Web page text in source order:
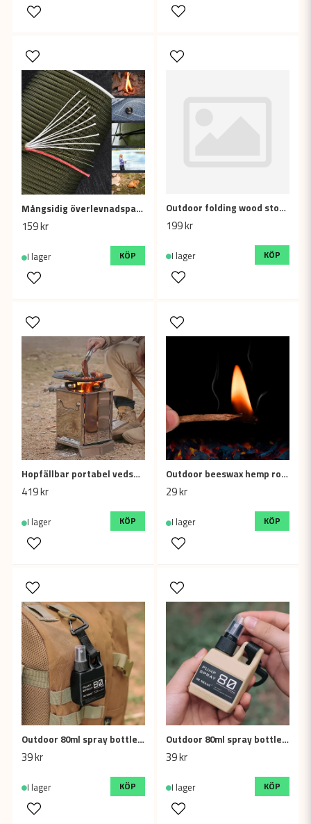
Mångsidig överlevnadsparacord - 12-kärnigt fallskärmsrep 4,5mm x 100m Olivgrön
159 kr
I lager KÖP
Outdoor folding wood stove mini stainless steel grill BBQ, Medium size 145*140*210mm
199 kr
I lager KÖP
Hopfällbar portabel vedspis, kamin i rostfritt stål, Stor 210*230*380mm
419 kr
I lager KÖP
Outdoor beeswax hemp rope (Pack of 10)
29 kr
I lager KÖP
Outdoor 80ml spray bottle, Black
39 kr
I lager KÖP
Outdoor 80ml spray bottle, Khaki (lotion pump head)
39 kr
I lager KÖP